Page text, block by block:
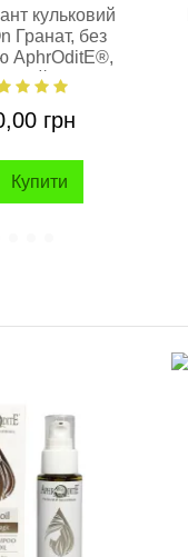
кульковий
Гранат, без
AphrOditE®,
50 мл.
грн
Купити